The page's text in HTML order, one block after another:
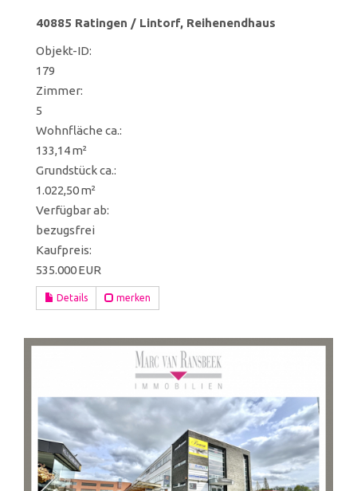
40885 Ratingen / Lintorf, Reihenendhaus
Objekt-ID:
179
Zimmer:
5
Wohnfläche ca.:
133,14 m²
Grund­stück ca.:
1.022,50 m²
Verfügbar ab:
bezugsfrei
Kaufpreis:
535.000 EUR
Details merken